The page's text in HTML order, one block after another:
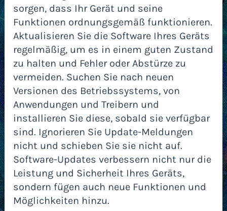
sorgen, dass Ihr Gerät und seine
Funktionen ordnungsgemäß funktionieren.
Aktualisieren Sie die Software Ihres Geräts
regelmäßig, um es in einem guten Zustand
zu halten und Fehler oder Abstürze zu
vermeiden. Suchen Sie nach neuen
Versionen des Betriebssystems, von
Anwendungen und Treibern und
installieren Sie diese, sobald sie verfügbar
sind. Ignorieren Sie Update-Meldungen
nicht und schieben Sie sie nicht auf.
Software-Updates verbessern nicht nur die
Leistung und Sicherheit Ihres Geräts,
sondern fügen auch neue Funktionen und
Möglichkeiten hinzu.